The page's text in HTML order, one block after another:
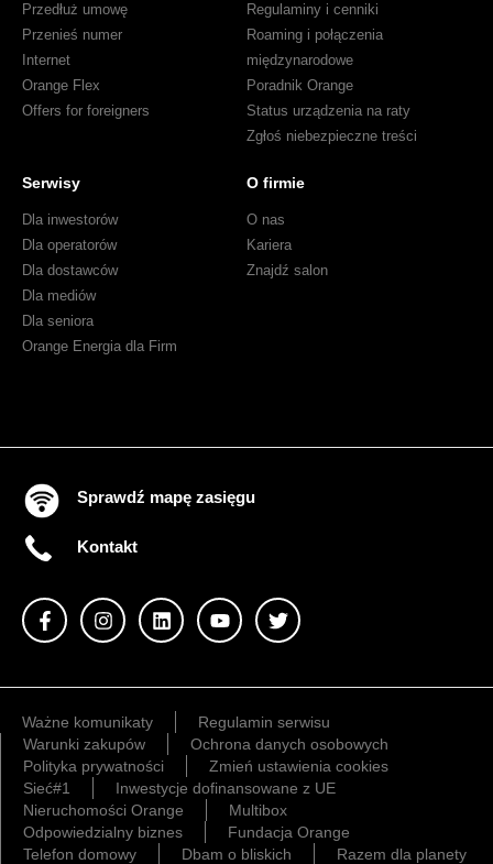
Przedłuż umowę
Przenieś numer
Internet
Orange Flex
Offers for foreigners
Regulaminy i cenniki
Roaming i połączenia
międzynarodowe
Poradnik Orange
Status urządzenia na raty
Zgłoś niebezpieczne treści
Serwisy
Dla inwestorów
Dla operatorów
Dla dostawców
Dla mediów
Dla seniora
Orange Energia dla Firm
O firmie
O nas
Kariera
Znajdź salon
Sprawdź mapę zasięgu
Kontakt
Ważne komunikaty
Regulamin serwisu
Warunki zakupów
Ochrona danych osobowych
Polityka prywatności
Zmień ustawienia cookies
Sieć#1
Inwestycje dofinansowane z UE
Nieruchomości Orange
Multibox
Odpowiedzialny biznes
Fundacja Orange
Telefon domowy
Dbam o bliskich Razem dla planety